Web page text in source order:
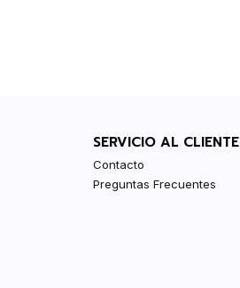
SERVICIO AL CLIENTE
Contacto
Preguntas Frecuentes